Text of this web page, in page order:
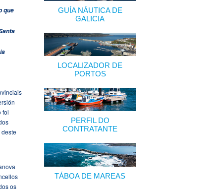
GUÍA NÁUTICA DE
GALICIA
LOCALIZADOR DE
PORTOS
PERFIL DO
CONTRATANTE
TÁBOA DE MAREAS
que
foi
os